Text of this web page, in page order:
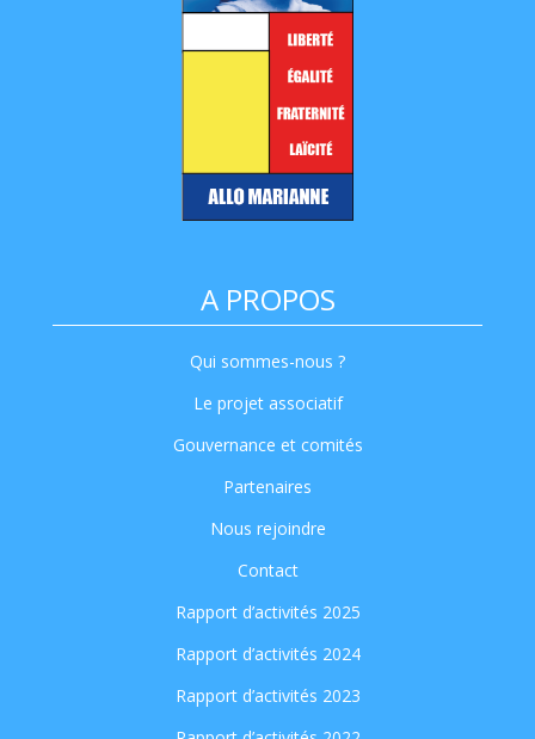
A PROPOS
Qui sommes-nous ?
Le projet associatif
Gouvernance et comités
Partenaires
Nous rejoindre
Contact
Rapport d’activités 2025
Rapport d’activités 2024
Rapport d’activités 2023